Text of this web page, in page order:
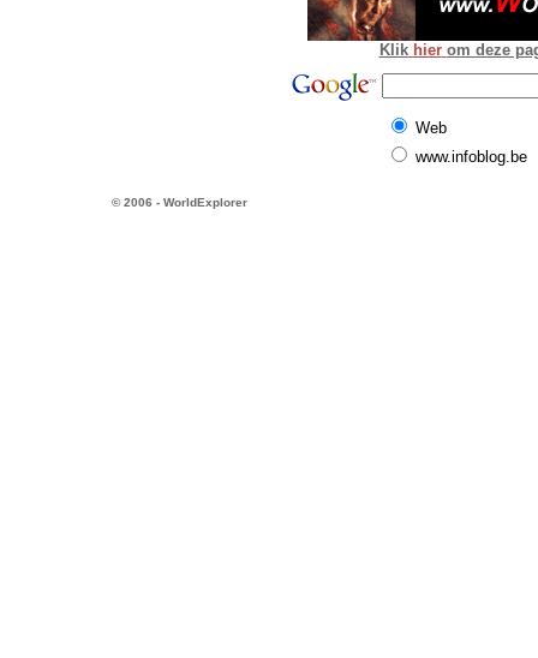
Klik hier om deze
Web
www.infoblog.be
© 2006 - WorldExplorer